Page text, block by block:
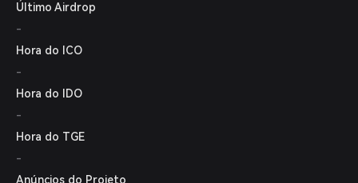
artificial do Airstack, permitindo que desenvolvedores criem
Último Airdrop
-
Hora do ICO
-
Hora do IDO
-
Hora do TGE
-
Anúncios do Projeto